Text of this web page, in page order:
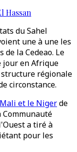
Hassan
du Sahel
une à une les
la Cedeao. Le
jour en Afrique
régionale
circonstance.
et le Nigerde
Communauté
a tiré à
pour les